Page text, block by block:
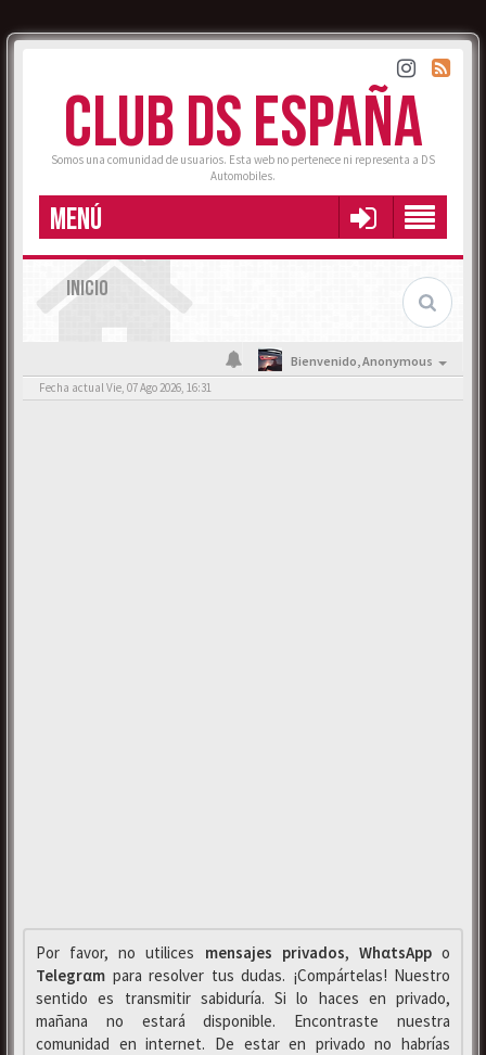
CLUB DS ESPAÑA
Somos una comunidad de usuarios. Esta web no pertenece ni representa a DS
Automobiles.
MENÚ
INICIO
Bienvenido,Anonymous
Fecha actual Vie, 07 Ago 2026, 16:31
Por favor, no utilices mensajes privados, WhαtsAppo
Telegrαm para resolver tus dudas. ¡Compártelas! Nuestro
sentido es transmitir sabiduría. Si lo haces en privado,
mañana no estará disponible. Encontraste nuestra
comunidad en internet. De estar en privado no habrías